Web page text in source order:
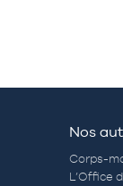
Nos
Corps-
L’Office